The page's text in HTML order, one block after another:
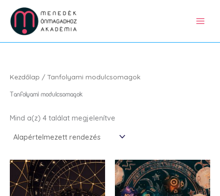
content
Kezdőlap / Tanfolyami modulcsomagok
Tanfolyami modulcsomagok
Mind a(z) 4 találat megjelenítve